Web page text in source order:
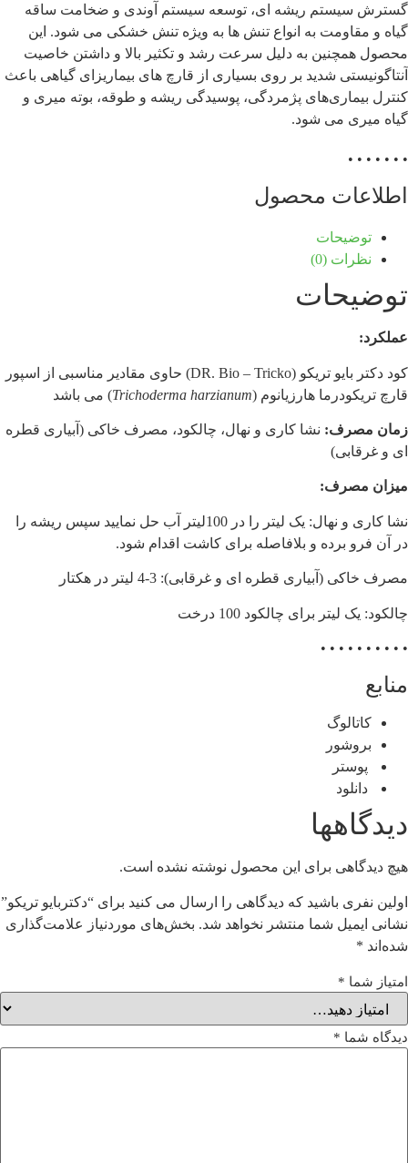
گسترش سیستم ریشه ای، توسعه سیستم آوندی و ضخامت ساقه
گیاه و مقاومت به انواع تنش ها به ویژه تنش خشکی می شود. این
محصول همچنین به دلیل سرعت رشد و تکثیر بالا و داشتن خاصیت
آنتاگونیستی شدید بر روی بسیاری از قارچ های بیماریزای گیاهی باعث
کنترل بیماری‌های پژمردگی، پوسیدگی ریشه و طوقه، بوته میری و
گیاه میری می شود.
• • • • • • •
اطلاعات محصول
توضیحات
نظرات (0)
توضیحات
عملکرد:
کود دکتر بایو تریکو (DR. Bio – Tricko)
حاوی مقادیر مناسبی از اسپور
قارچ تریکودرما هارزیانوم (Trichoderma harzianum) می باشد
زمان مصرف: نشا کاری و نهال، چالکود، مصرف خاکی (آبیاری قطره
ای و غرقابی)
میزان مصرف:
نشا کاری و نهال: یک لیتر را در 100لیتر آب حل نمایید سپس ریشه را
در آن فرو برده و بلافاصله براى کاشت اقدام شود.
مصرف خاکی (آبیاری قطره ای و غرقابی): 3-4 لیتر در هکتار
چالکود: یک لیتر برای چالکود 100 درخت
• • • • • • • • • •
منابع
کاتالوگ
بروشور
پوستر
دانلود
دیدگاهها
هیچ دیدگاهی برای این محصول نوشته نشده است.
اولین نفری باشید که دیدگاهی را ارسال می کنید برای “دکتربایو تریکو”
نشانی ایمیل شما منتشر نخواهد شد. بخش‌های موردنیاز علامت‌گذاری
شده‌اند *
امتیاز شما *
دیدگاه شما *